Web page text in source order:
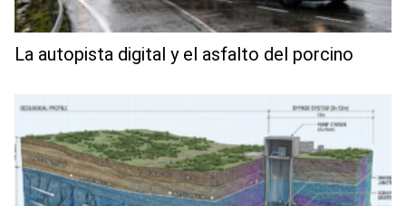
La autopista digital y el asfalto del porcino